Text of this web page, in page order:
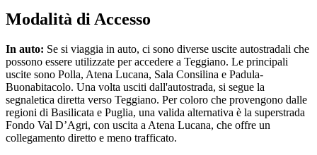
Modalità di Accesso
In auto: Se si viaggia in auto, ci sono diverse uscite autostradali che
possono essere utilizzate per accedere a Teggiano. Le principali
uscite sono Polla, Atena Lucana, Sala Consilina e Padula-
Buonabitacolo. Una volta usciti dall'autostrada, si segue la
segnaletica diretta verso Teggiano. Per coloro che provengono dalle
regioni di Basilicata e Puglia, una valida alternativa è la superstrada
Fondo Val D’Agri, con uscita a Atena Lucana, che offre un
collegamento diretto e meno trafficato.